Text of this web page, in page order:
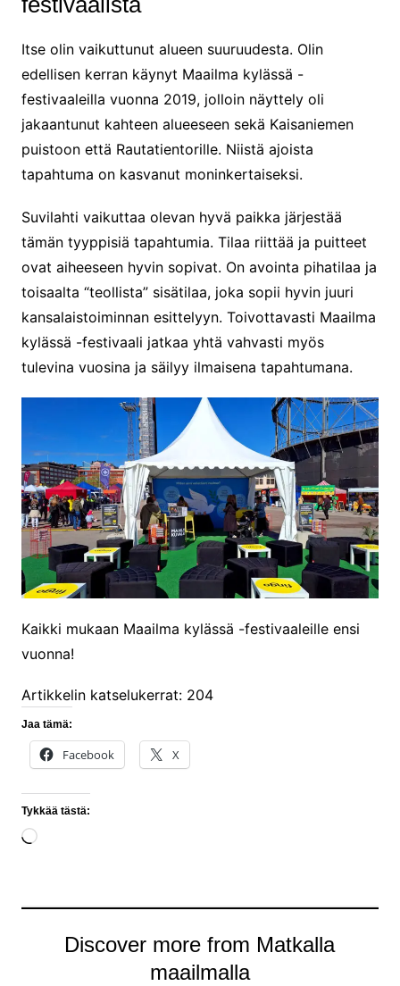
Itse olin vaikuttunut alueen suuruudesta. Olin
edellisen kerran käynyt Maailma kylässä -
festivaaleilla vuonna 2019, jolloin näyttely oli
jakaantunut kahteen alueeseen sekä Kaisaniemen
puistoon että Rautatientorille. Niistä ajoista
tapahtuma on kasvanut moninkertaiseksi.
Suvilahti vaikuttaa olevan hyvä paikka järjestää
tämän tyyppisiä tapahtumia. Tilaa riittää ja puitteet
ovat aiheeseen hyvin sopivat. On avointa pihatilaa ja
toisaalta “teollista” sisätilaa, joka sopii hyvin juuri
kansalaistoiminnan esittelyyn. Toivottavasti Maailma
kylässä -festivaali jatkaa yhtä vahvasti myös
tulevina vuosina ja säilyy ilmaisena tapahtumana.
Kaikki mukaan Maailma kylässä -festivaaleille ensi
vuonna!
Artikkelin katselukerrat: 204
Jaa tämä:
Facebook X
Tykkää tästä:
Loading…
Discover more from Matkalla
maailmalla